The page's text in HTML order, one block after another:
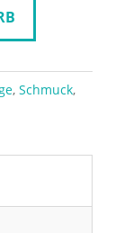
, Schmuck,